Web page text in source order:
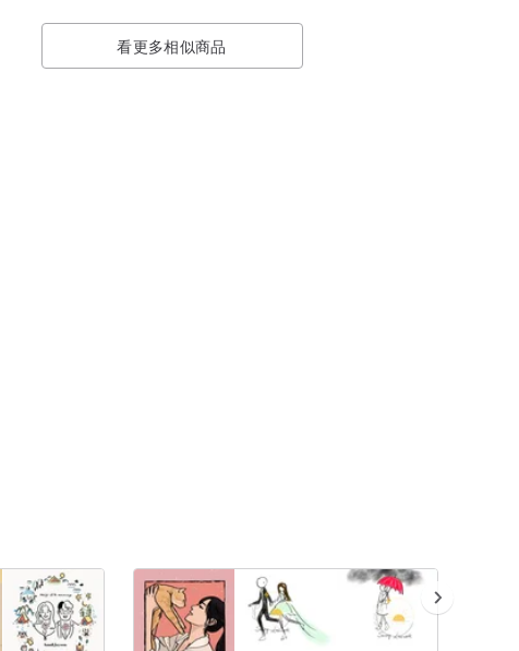
看更多相似商品